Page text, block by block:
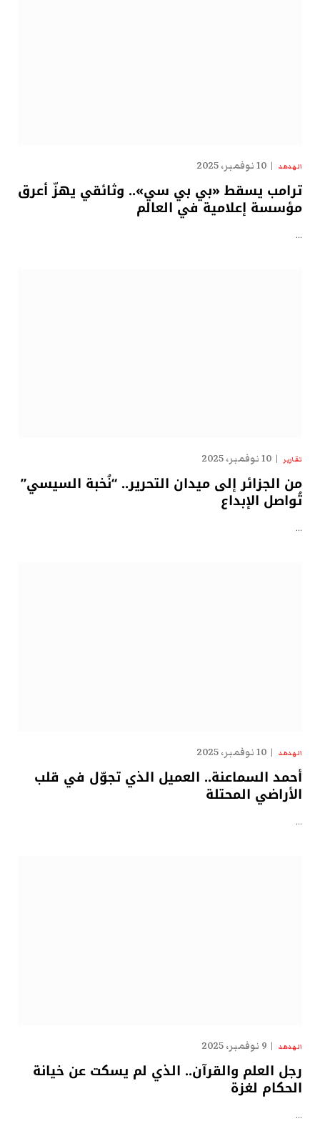
الهدهد 10 نوفمبر، 2025
ترامب يسقط «بي بي سي».. وثائقي يهزّ أعرق
مؤسسة إعلامية في العالم
…
تقارير 10 نوفمبر، 2025
من الجزائر إلى ميدان التحرير.. “نُخبة السيسي”
تُواصل الإبداع
…
الهدهد 10 نوفمبر، 2025
أحمد السماعنة.. العميل الذي تجوّل في قلب
الأراضي المحتلة
…
الهدهد 9 نوفمبر، 2025
رجل العلم والقرآن.. الذي لم يسكت عن خيانة
الحكام لغزة
…